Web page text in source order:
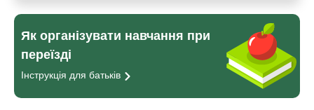
Як організувати навчання при
переїзді
Інструкція для батьків